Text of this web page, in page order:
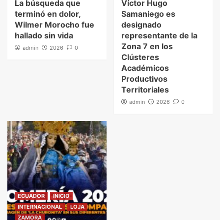
La búsqueda que
terminó en dolor,
Wilmer Morocho fue
hallado sin vida
admin 2026 0
Víctor Hugo
Samaniego es
designado
representante de la
Zona 7 en los
Clústeres
Académicos
Productivos
Territoriales
admin 2026 0
ECUADOR
INICIO
INTERNACIONAL
LOJA
ZAMORA